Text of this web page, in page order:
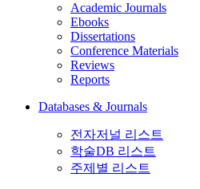
Academic Journals
Ebooks
Dissertations
Conference Materials
Reviews
Reports
Databases & Journals
전자저널 리스트
학술DB 리스트
주제별 리스트